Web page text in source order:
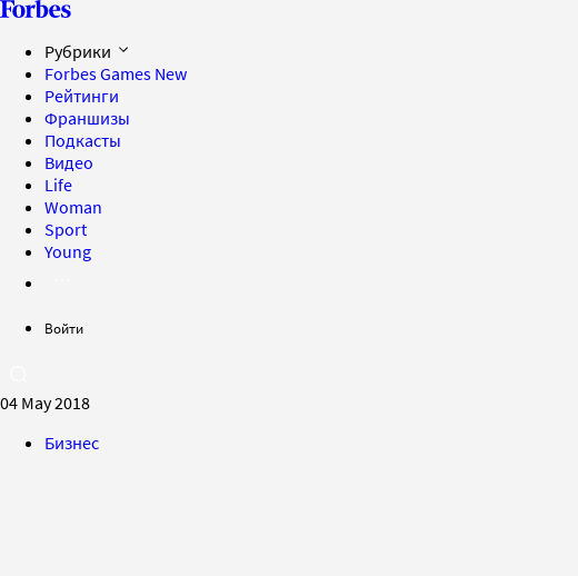
Рубрики
Forbes Games New
Рейтинги
Франшизы
Подкасты
Видео
Life
Woman
Sport
Young
Войти
04 May 2018
Бизнес